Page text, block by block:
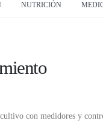
NUTRICIÓN
con medidores y